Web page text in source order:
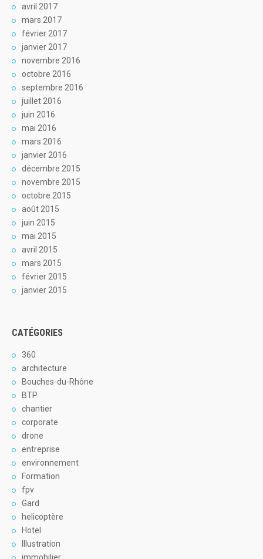
avril 2017
mars 2017
février 2017
janvier 2017
novembre 2016
octobre 2016
septembre 2016
juillet 2016
juin 2016
mai 2016
mars 2016
janvier 2016
décembre 2015
novembre 2015
octobre 2015
août 2015
juin 2015
mai 2015
avril 2015
mars 2015
février 2015
janvier 2015
CATÉGORIES
360
architecture
Bouches-du-Rhône
BTP
chantier
corporate
drone
entreprise
environnement
Formation
fpv
Gard
helicoptère
Hotel
Illustration